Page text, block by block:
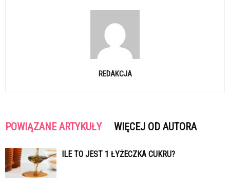
REDAKCJA
POWIĄZANE ARTYKUŁY WIĘCEJ OD AUTORA
ILE TO JEST 1 ŁYŻECZKA CUKRU?